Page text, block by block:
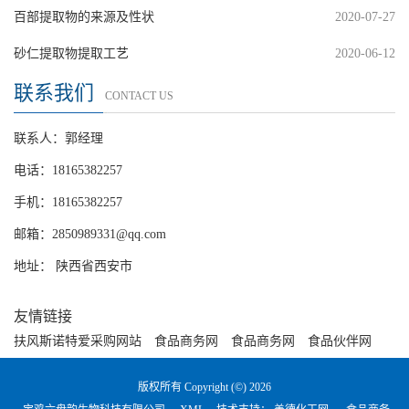
百部提取物的来源及性状 2020-07-27
砂仁提取物提取工艺 2020-06-12
联系我们 CONTACT US
联系人：郭经理
电话：18165382257
手机：18165382257
邮箱： 2850989331@qq.com
地址： 陕西省西安市
友情链接
扶风斯诺特爱采购网站 食品商务网 食品商务网 食品伙伴网
版权所有 Copyright (©) 2026